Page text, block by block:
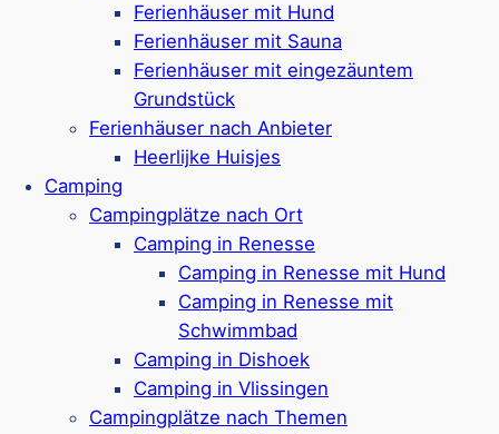
Ferienhäuser mit Hund
Ferienhäuser mit Sauna
Ferienhäuser mit eingezäuntem
Grundstück
Ferienhäuser nach Anbieter
Heerlijke Huisjes
Camping
Campingplätze nach Ort
Camping in Renesse
Camping in Renesse mit Hund
Camping in Renesse mit
Schwimmbad
Camping in Dishoek
Camping in Vlissingen
Campingplätze nach Themen
Neuer Ferienpark inBreskens
Ferienhäuser, Glamping & Camping
Hunde in einigen Unterkünften erlaubt
Naturspielplatz
Nur 700 Meter bis zum Strand
Radverleih
Am Naturschutzgebiet Waterdunen
Google Rezensionen:4,3/5 Sterne
Bewertungen)
Mehr ansehen*
Molecaten Park Hoogduin